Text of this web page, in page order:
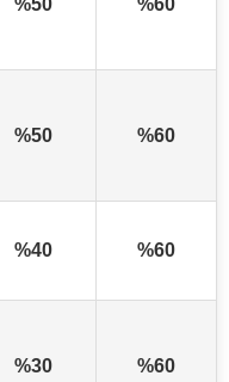
%50 %60
%50 %60
%40 %60
%30 %60